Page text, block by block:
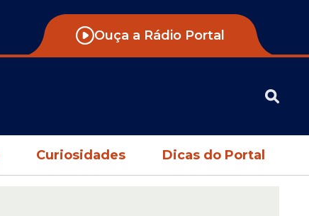
Ouça a Rádio Portal
Curiosidades Dicas do Portal